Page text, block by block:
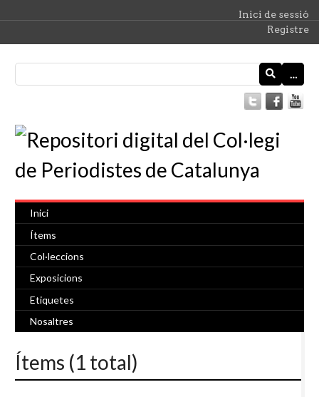
Inici de sessió
Registre
…
Inici
Ítems
Col·leccions
Exposicions
Etiquetes
Nosaltres
Ítems (1 total)